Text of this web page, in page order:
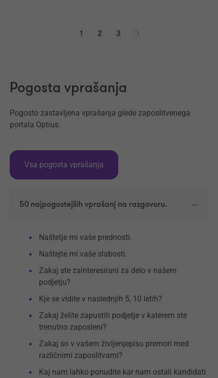
1 2
3
Pogosta vprašanja
Pogosto zastavljena vprašanja glede zaposlitvenega
portala Optius.
Vsa pogosta vprašanja
50 najpogostejših vprašanj na razgovoru.
Naštetje mi vaše prednosti.
Naštejte mi vaše slabosti.
Zakaj ste zainteresirani za delo v našem
podjetju?
Kje se vidite v naslednjih 5, 10 letih?
Zakaj želite zapustiti podjetje v katerem ste
trenutno zaposleni?
Zakaj so v vašem življenjepisu premori med
različnimi zaposlitvami?
Kaj nam lahko ponudite kar nam ostali kandidati